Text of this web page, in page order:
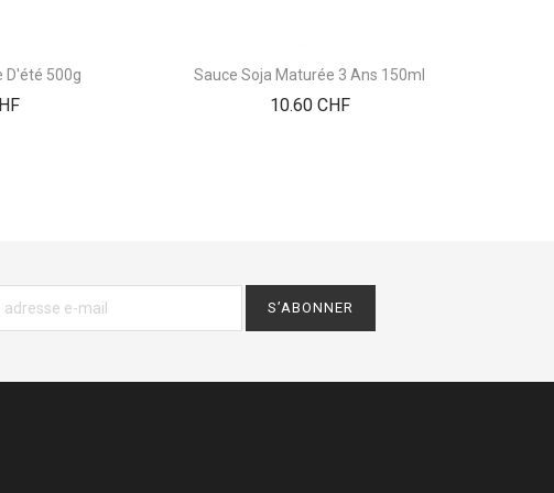
D'été 500g
Prix
Sauce Soja Maturée 3 Ans 150ml
10.60 CHFPrix